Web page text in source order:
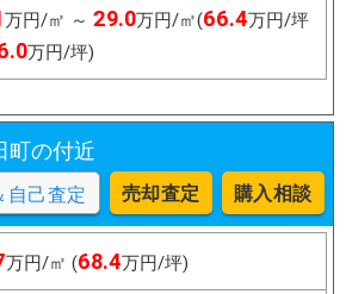
万円/㎡ ～ 29.0万円/㎡(66.4万円/坪
万円/坪)
町の付近
自己査定 売却査定 購入相談
万円/㎡ (68.4万円/坪)